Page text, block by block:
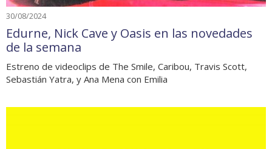
30/08/2024
Edurne, Nick Cave y Oasis en las novedades
de la semana
Estreno de videoclips de The Smile, Caribou, Travis Scott,
Sebastián Yatra, y Ana Mena con Emilia